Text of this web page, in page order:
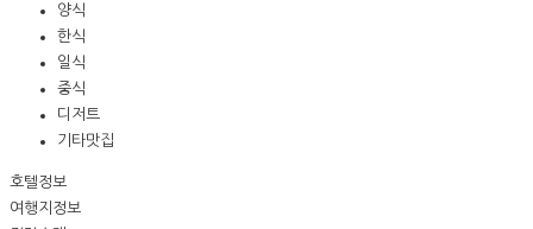
양식
한식
일식
중식
디저트
기타맛집
호텔정보
여행지정보